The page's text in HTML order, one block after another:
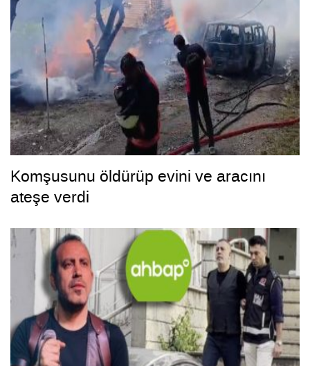
Komşusunu öldürüp evini ve aracını
ateşe verdi